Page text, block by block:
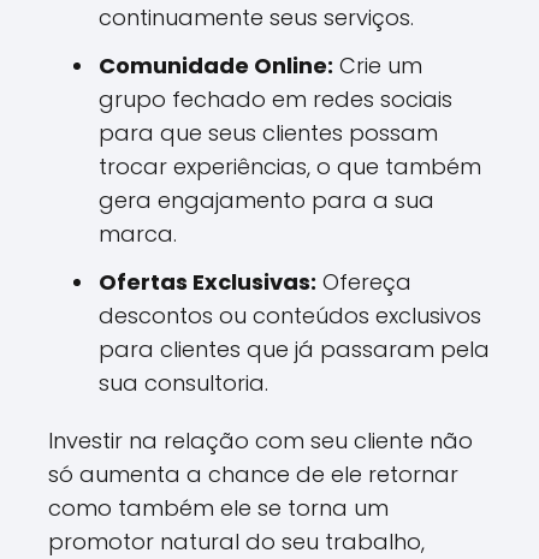
continuamente seus serviços.
Comunidade Online: Crie um
grupo fechado em redes sociais
para que seus clientes possam
trocar experiências, o que também
gera engajamento para a sua
marca.
Ofertas Exclusivas: Ofereça
descontos ou conteúdos exclusivos
para clientes que já passaram pela
sua consultoria.
Investir na relação com seu cliente não
só aumenta a chance de ele retornar
como também ele se torna um
promotor natural do seu trabalho,